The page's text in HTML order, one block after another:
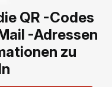
QR -Codes
-Adressen
zu